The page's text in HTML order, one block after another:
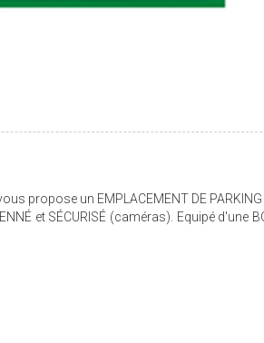
propose un EMPLACEMENT DE PARKING
et SÉCURISÉ (caméras). Equipé d'une